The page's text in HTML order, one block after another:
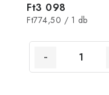
Ft3 098
Egységár:
Ft774,50 / 1 db